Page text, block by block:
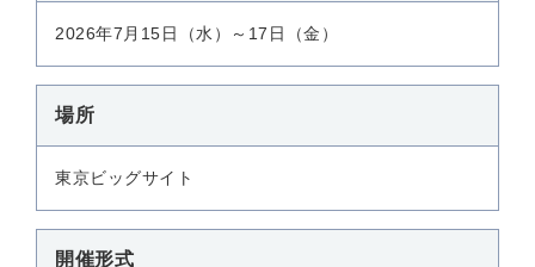
2026年7月15日（水）～17日（金）
場所
東京ビッグサイト
開催形式